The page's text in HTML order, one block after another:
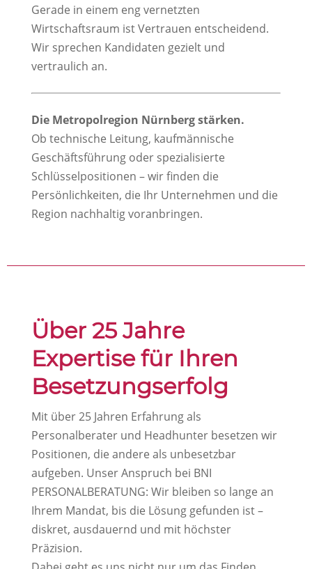
Gerade in einem eng vernetzten
Wirtschaftsraum ist Vertrauen entscheidend.
Wir sprechen Kandidaten gezielt und
vertraulich an.
Die Metropolregion Nürnberg stärken.
Ob technische Leitung, kaufmännische
Geschäftsführung oder spezialisierte
Schlüsselpositionen – wir finden die
Persönlichkeiten, die Ihr Unternehmen und die
Region nachhaltig voranbringen.
Über 25 Jahre
Expertise für Ihren
Besetzungserfolg
Mit über 25 Jahren Erfahrung als
Personalberater und Headhunter besetzen wir
Positionen, die andere als unbesetzbar
aufgeben. Unser Anspruch bei BNI
PERSONALBERATUNG: Wir bleiben so lange an
Ihrem Mandat, bis die Lösung gefunden ist –
diskret, ausdauernd und mit höchster
Präzision.